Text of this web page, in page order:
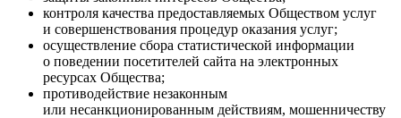
контроля качества предоставляемых Обществом услуг
и совершенствования процедур оказания услуг;
осуществление сбора статистической информации
о поведении посетителей сайта на электронных
ресурсах Общества;
противодействие незаконным
или несанкционированным действиям, мошенничеству